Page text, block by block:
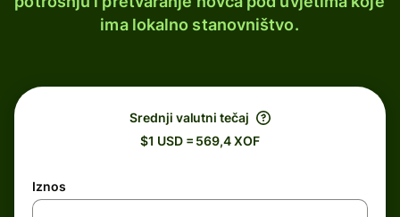
ima lokalno stanovništvo.
Srednji valutni tečaj
$1 USD = 569,4 XOF
Iznos